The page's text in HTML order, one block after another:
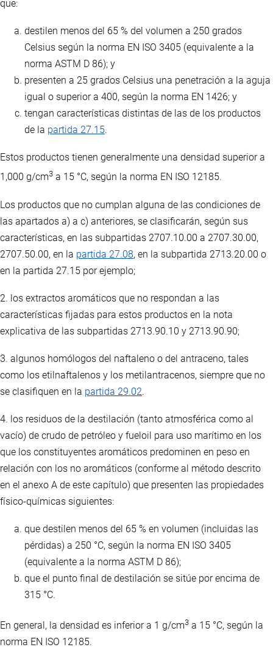
que:
destilen menos del 65 % del volumen a 250 grados
Celsius según la norma EN ISO 3405 (equivalente a la
norma ASTM D 86); y
presenten a 25 grados Celsius una penetración a la aguja
igual o superior a 400, según la norma EN 1426; y
tengan características distintas de las de los productos
de la partida 27.15.
Estos productos tienen generalmente una densidad superior a
1,000 g/cm3 a 15 °C, según la norma EN ISO 12185.
Los productos que no cumplan alguna de las condiciones de
las apartados a) a c) anteriores, se clasificarán, según sus
características, en las subpartidas 2707.10.00 a 2707.30.00,
2707.50.00, en la partida 27.08, en la subpartida 2713.20.00 o
en la partida 27.15 por ejemplo;
2. los extractos aromáticos que no respondan a las
características fijadas para estos productos en la nota
explicativa de las subpartidas 2713.90.10 y 2713.90.90;
3. algunos homólogos del naftaleno o del antraceno, tales
como los etilnaftalenos y los metilantracenos, siempre que no
se clasifiquen en la partida 29.02.
4. los residuos de la destilación (tanto atmosférica como al
vacío) de crudo de petróleo y fueloil para uso marítimo en los
que los constituyentes aromáticos predominen en peso en
relación con los no aromáticos (conforme al método descrito
en el anexo A de este capítulo) que presenten las propiedades
físico-químicas siguientes:
que destilen menos del 65 % en volumen (incluidas las
pérdidas) a 250 °C, según la norma EN ISO 3405
(equivalente a la norma ASTM D 86);
que el punto final de destilación se sitúe por encima de
315 °C.
En general, la densidad es inferior a 1 g/cm3 a 15 °C, según la
norma EN ISO 12185.